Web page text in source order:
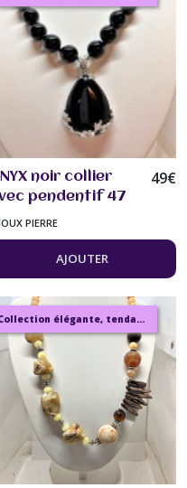
noir collier
pendentif 47
perles rondes
bijou femme
49€
PIERRE
AJOUTER
Collection élégante, tendance, moderne, de bijoux en ambre, pierre, perles.